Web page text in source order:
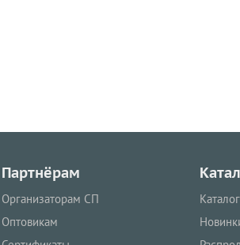
Партнёрам
Организаторам СП
Оптовикам